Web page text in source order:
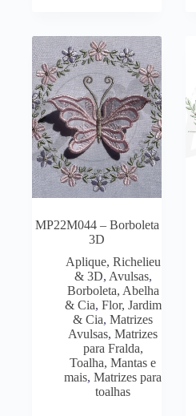
MP22M044 – Borboleta
3D
Aplique, Richelieu
& 3D, Avulsas,
Borboleta, Abelha
& Cia, Flor, Jardim
& Cia,Matrizes
Avulsas,Matrizes
para Fralda,
Toalha, Mantas e
mais,Matrizes para
toalhas